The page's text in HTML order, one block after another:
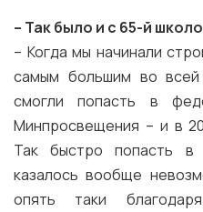
– Так было и с 65-й
– Когда мы начинали
самым большим во
смогли попасть в
Минпросвещения – и в
Так быстро попасть в
казалось вообще
опять таки